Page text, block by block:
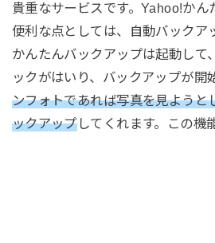
貴重なサービスです。Yahoo!かん
便利な点としては、自動バックア
かんたんバックアップは起動して
ックがはいり、バックアップが開
ンフォトであれば写真を見ようと
ックアップしてくれます。この機